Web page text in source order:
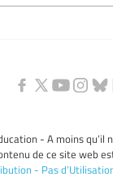
- A moins qu’il
de ce site web
- Pas